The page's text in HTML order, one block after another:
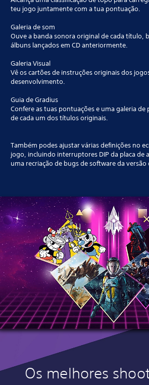
teu jogo juntamente com a tua pontuação.
Galeria de som
Ouve a banda sonora original de cada título,
álbuns lançados em CD anteriormente.
Galeria Visual
Vê os cartões de instruções originais dos
desenvolvimento.
Guia de Gradius
Confere as tuas pontuações e uma galeria
de cada um dos títulos originais.
Também podes ajustar várias definições no
jogo, incluindo interruptores DIP da placa de
uma recriação de bugs de software da versão
Os melhores